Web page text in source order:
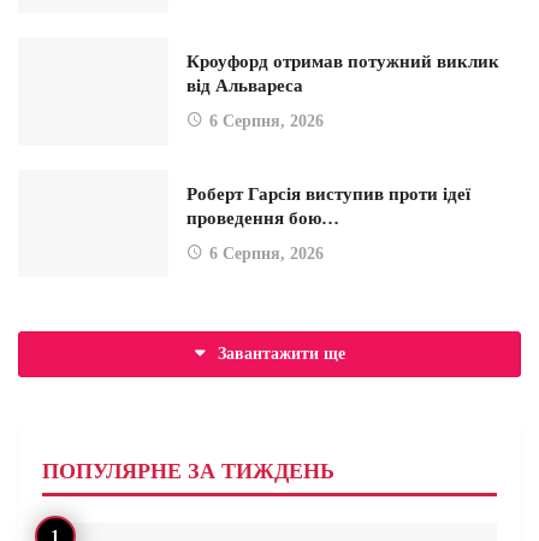
Кроуфорд отримав потужний виклик
від Альвареса
6 Серпня, 2026
Роберт Гарсія виступив проти ідеї
проведення бою…
6 Серпня, 2026
Завантажити ще
ПОПУЛЯРНЕ ЗА ТИЖДЕНЬ